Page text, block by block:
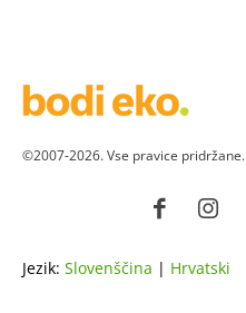
©2007-2026. Vse pravice pridržane.
Jezik: Slovenščina | Hrvatski